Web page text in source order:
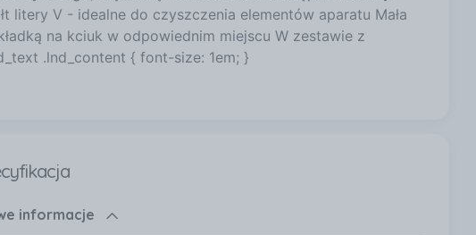
litery V - idealne do czyszczenia elementów aparatu Mała
na kciuk w odpowiednim miejscu W zestawie z
.lnd_content { font-size: 1em; }
informacje